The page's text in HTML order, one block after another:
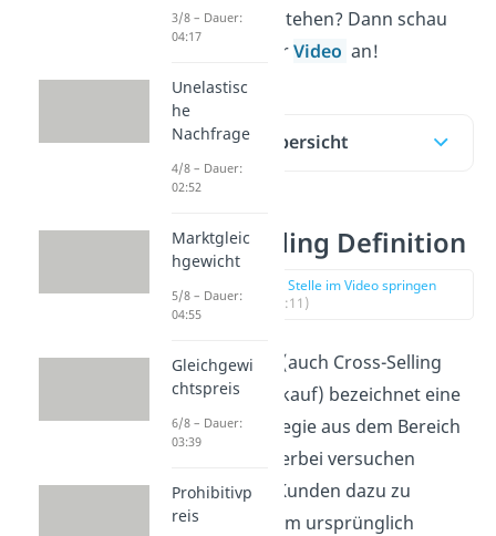
einfacher verstehen? Dann schau
dir doch unserVideo an!
Inhaltsübersicht
Cross Selling Definition
zur Stelle im Video springen
(00:11)
Cross Selling
(auch Cross-Selling
oder Querverkauf) bezeichnet eine
Verkaufsstrategie aus dem Bereich
Marketing. Hierbei versuchen
Händler ihre Kunden dazu zu
überreden, zum ursprünglich
3/8 – Dauer:
04:17
Unelastisc
he
Nachfrage
4/8 – Dauer:
02:52
Marktgleic
hgewicht
5/8 – Dauer:
04:55
Gleichgewi
chtspreis
6/8 – Dauer:
03:39
Prohibitivp
reis